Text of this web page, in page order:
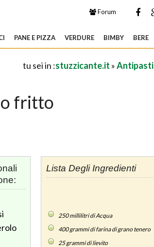
Forum
PANE E PIZZA VERDURE BIMBY BERE
tu sei in :stuzzicante.it »Antipasti
fritto
Lista Degli Ingredienti
250millilitri di Acqua
400grammi di farina di grano tenero
25grammi di lievito